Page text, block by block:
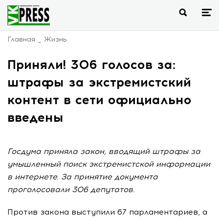
Главная Жизнь
Приняли! 306 голосов за:
штрафы за экстремистский
контент в сети официально
введены
Госдума приняла закон, вводящий штрафы за
умышленный поиск экстремистской информации
в интернете. За принятие документа
проголосовали 306 депутатов.
Против закона выступили 67 парламентариев, а